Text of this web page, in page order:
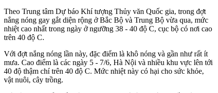
Theo Trung tâm Dự báo Khí tượng Thủy văn Quốc gia, trong đợt
nắng nóng gay gắt diện rộng ở Bắc Bộ và Trung Bộ vừa qua, mức
nhiệt cao nhất trong ngày ở ngưỡng 38 - 40 độ C, cục bộ có nơi cao
trên 40 độ C.
Với đợt nắng nóng lần này, đặc điểm là khô nóng và gần như rất ít
mưa. Cao điểm là các ngày 5 - 7/6, Hà Nội và nhiều khu vực lên tới
40 độ thậm chí trên 40 độ C. Mức nhiệt này có hại cho sức khỏe,
vật nuôi, cây trồng.